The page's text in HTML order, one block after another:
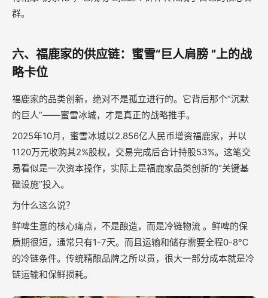
群。
六、福鹿家的供应链：蜜雪“巨人肩膀 ”上的战
略卡位
福鹿家的品类创新，绝对不是孤立进行的。它背后那个“沉默
的巨人”——蜜雪冰城，才是真正的战略推手。
2025年10月，蜜雪冰城以2.856亿人民币增资福鹿家，并以
1120万元收购其2%股权，交易完成后合计持股53%。这笔交
易看似是一次资本操作，实际上是福鹿家品类创新的“关键基
础设施”投入。
为什么这么说？
鲜啤生意的核心痛点，不是酿造，而是冷链物流 。鲜啤的保
质期很短，通常只有1-7天。而且运输和储存需要全程0-8℃
的冷链条件。传统精酿品牌之所以贵，很大一部分成本就是冷
链运输和保鲜损耗。